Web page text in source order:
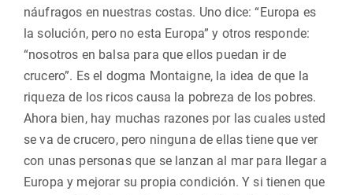
náufragos en nuestras costas. Uno dice: “Europa es
la solución, pero no esta Europa” y otros responde:
“nosotros en balsa para que ellos puedan ir de
crucero”. Es el dogma Montaigne, la idea de que la
riqueza de los ricos causa la pobreza de los pobres.
Ahora bien, hay muchas razones por las cuales usted
se va de crucero, pero ninguna de ellas tiene que ver
con unas personas que se lanzan al mar para llegar a
Europa y mejorar su propia condición. Y si tienen que